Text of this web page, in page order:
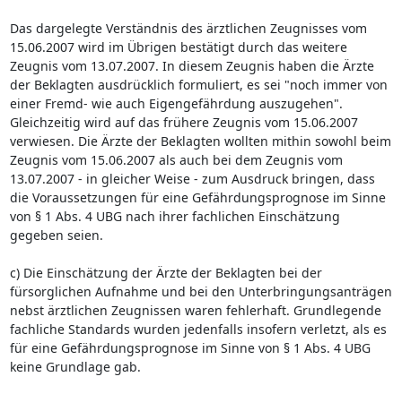
Das dargelegte Verständnis des ärztlichen Zeugnisses vom
15.06.2007 wird im Übrigen bestätigt durch das weitere
Zeugnis vom 13.07.2007. In diesem Zeugnis haben die Ärzte
der Beklagten ausdrücklich formuliert, es sei "noch immer von
einer Fremd- wie auch Eigengefährdung auszugehen".
Gleichzeitig wird auf das frühere Zeugnis vom 15.06.2007
verwiesen. Die Ärzte der Beklagten wollten mithin sowohl beim
Zeugnis vom 15.06.2007 als auch bei dem Zeugnis vom
13.07.2007 - in gleicher Weise - zum Ausdruck bringen, dass
die Voraussetzungen für eine Gefährdungsprognose im Sinne
von § 1 Abs. 4 UBG nach ihrer fachlichen Einschätzung
gegeben seien.
c) Die Einschätzung der Ärzte der Beklagten bei der
fürsorglichen Aufnahme und bei den Unterbringungsanträgen
nebst ärztlichen Zeugnissen waren fehlerhaft. Grundlegende
fachliche Standards wurden jedenfalls insofern verletzt, als es
für eine Gefährdungsprognose im Sinne von § 1 Abs. 4 UBG
keine Grundlage gab.